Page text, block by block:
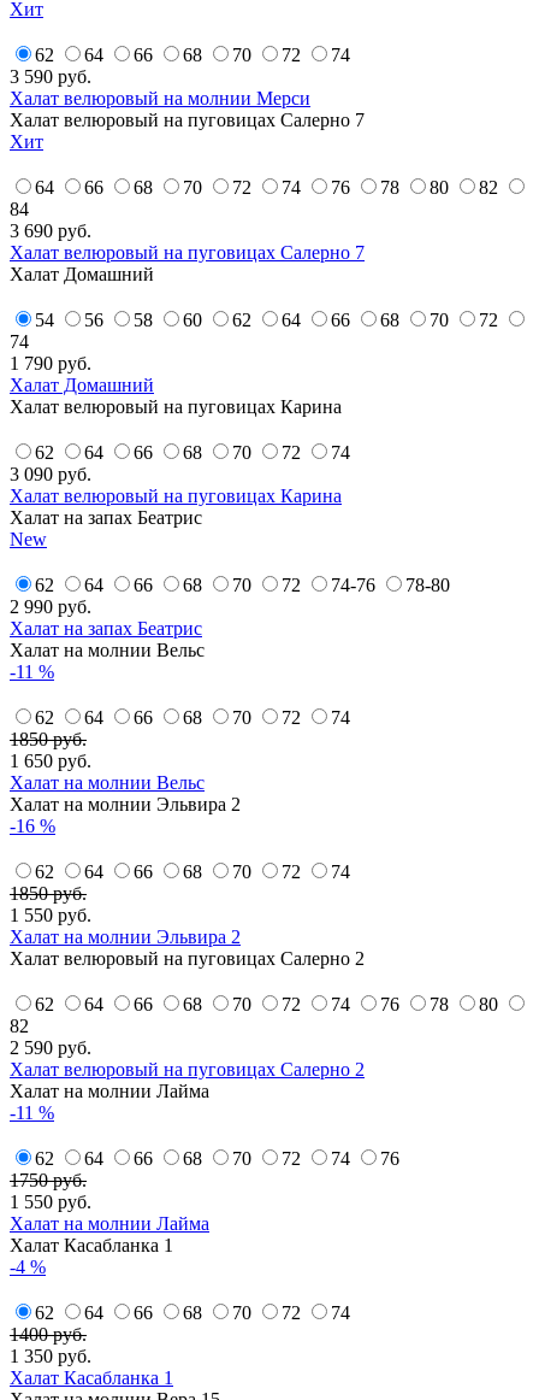
Хит
62 64 66 68 70 72
74
3 590 руб.
Халат велюровый на молнии Мерси
Халат велюровый на пуговицах Салерно 7
Хит
64 66 68 70 72 74 76 78 80
82
84
3 690 руб.
Халат велюровый на пуговицах Салерно 7
Халат Домашний
54 56 58 60 62 64 66 68 70
72
74
1 790 руб.
Халат Домашний
Халат велюровый на пуговицах Карина
62 64 66 68 70 72
74
3 090 руб.
Халат велюровый на пуговицах Карина
Халат на запах Беатрис
New
62 64 66 68 70 72 74-76
78-80
2 990 руб.
Халат на запах Беатрис
Халат на молнии Вельс
-11 %
62 64 66 68 70 72
74
1850 руб.
1 650 руб.
Халат на молнии Вельс
Халат на молнии Эльвира 2
-16 %
62 64 66 68 70 72
74
1850 руб.
1 550 руб.
Халат на молнии Эльвира 2
Халат велюровый на пуговицах Салерно 2
62 64 66 68 70 72 74 76 78
80
82
2 590 руб.
Халат велюровый на пуговицах Салерно 2
Халат на молнии Лайма
-11 %
62 64 66 68 70 72 74
76
1750 руб.
1 550 руб.
Халат на молнии Лайма
Халат Касабланка 1
-4 %
62 64 66 68 70 72
74
1400 руб.
1 350 руб.
Халат Касабланка 1